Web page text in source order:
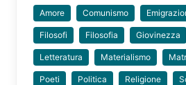
Amore Comunismo
Filosofi Filosofia Giovinezza
Letteratura Materialismo
Poeti Politica Religione